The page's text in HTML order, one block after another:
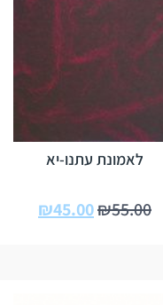
לאמונת עתנו-יא
₪55.00
₪45.00